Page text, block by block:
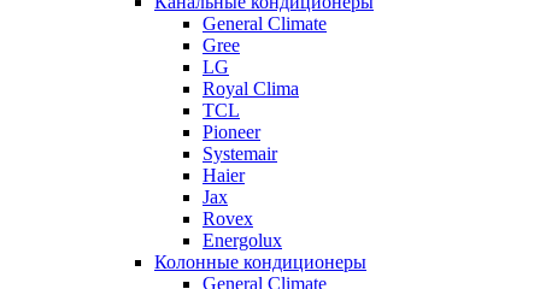
General Climate
Gree
LG
Royal Clima
TCL
Pioneer
Systemair
Haier
Jax
Rovex
Energolux
Колонные кондиционеры
General Climate